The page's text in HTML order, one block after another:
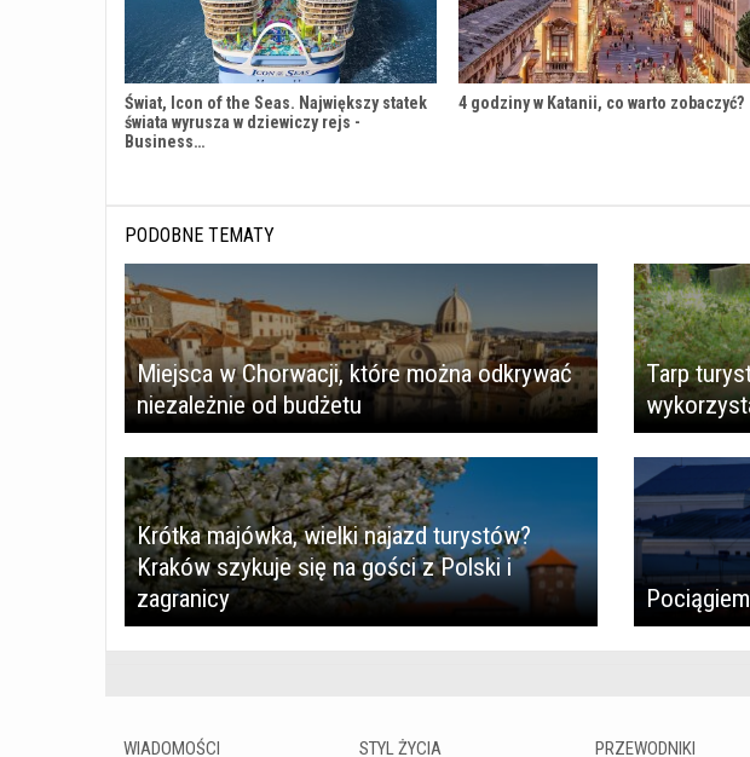
Świat, Icon of the Seas. Największy statek
świata wyrusza w dziewiczy rejs -
Business…
4 godziny w Katanii, co warto zobaczyć?
PODOBNE TEMATY
Miejsca w Chorwacji, które można odkrywać
niezależnie od budżetu
Tarp
Krótka majówka, wielki najazd turystów?
Kraków szykuje się na gości z Polski i
zagranicy
WIADOMOŚCI STYL ŻYCIA PRZEWODNIKI